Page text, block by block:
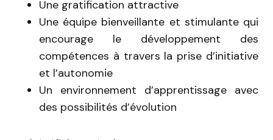
Une gratification attractive
Une équipe bienveillante et stimulante qui
encourage le développement des
compétences à travers la prise d’initiative
et l’autonomie
Un environnement d’apprentissage avec
des possibilités d’évolution ‍